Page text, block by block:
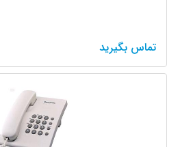
تماس بگیرید